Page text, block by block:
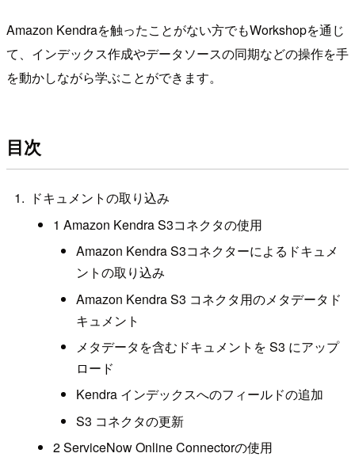
Amazon Kendraを触ったことがない方でもWorkshopを通じ
て、インデックス作成やデータソースの同期などの操作を手
を動かしながら学ぶことができます。
目次
ドキュメントの取り込み
1 Amazon Kendra S3コネクタの使用
Amazon Kendra S3コネクターによるドキュメ
ントの取り込み
Amazon Kendra S3 コネクタ用のメタデータド
キュメント
メタデータを含むドキュメントを S3 にアップ
ロード
Kendra インデックスへのフィールドの追加
S3 コネクタの更新
2 ServiceNow Online Connectorの使用